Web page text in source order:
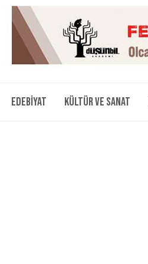
Edebiyat Kültür ve Sanat